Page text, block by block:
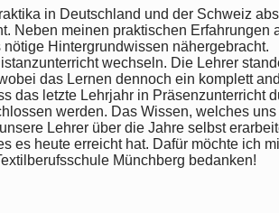
in Deutschland und der Schweiz
Neben meinen praktischen Erfahrungen
Hintergrundwissen nähergebracht.
wechseln. Die Lehrer
das Lernen dennoch ein komplett
das letzte Lehrjahr in Präsenzunterricht
werden. Das Wissen, welches uns
Lehrer über die Jahre selbst
es heute erreicht hat. Dafür möchte ich
Münchberg bedanken!